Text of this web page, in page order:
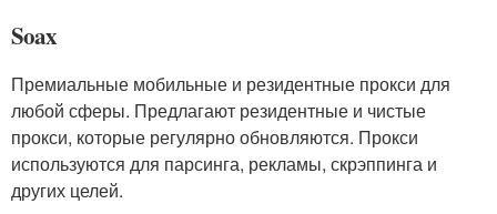
Soax
Премиальные мобильные и резидентные прокси для
любой сферы. Предлагают резидентные и чистые
прокси, которые регулярно обновляются. Прокси
используются для парсинга, рекламы, скрэппинга и
других целей.